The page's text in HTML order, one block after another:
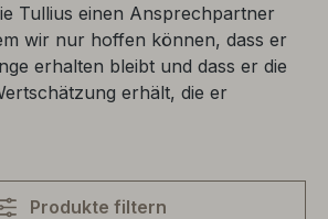
Tullius einen Ansprechpartner
wir nur hoffen können, dass er
erhalten bleibt und dass er die
erhält, die er
Produkte filtern